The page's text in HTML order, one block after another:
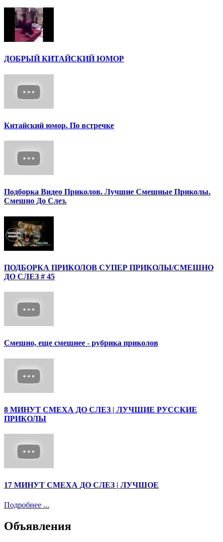
ДОБРЫЙ КИТАЙСКИЙ ЮМОР
Китайский юмор. По встречке
Подборка Видео Приколов. Лучшие Смешные Приколы.
Смешно До Слез.
ПОДБОРКА ПРИКОЛОВ СУПЕР ПРИКОЛЫ/СМЕШНО
ДО СЛЕЗ # 45
Смешно, еще смешнее - рубрика приколов
8 МИНУТ СМЕХА ДО СЛЕЗ | ЛУЧШИЕ РУССКИЕ
ПРИКОЛЫ
17 МИНУТ СМЕХА ДО СЛЕЗ | ЛУЧШОЕ
Подробнее ...
Объявления